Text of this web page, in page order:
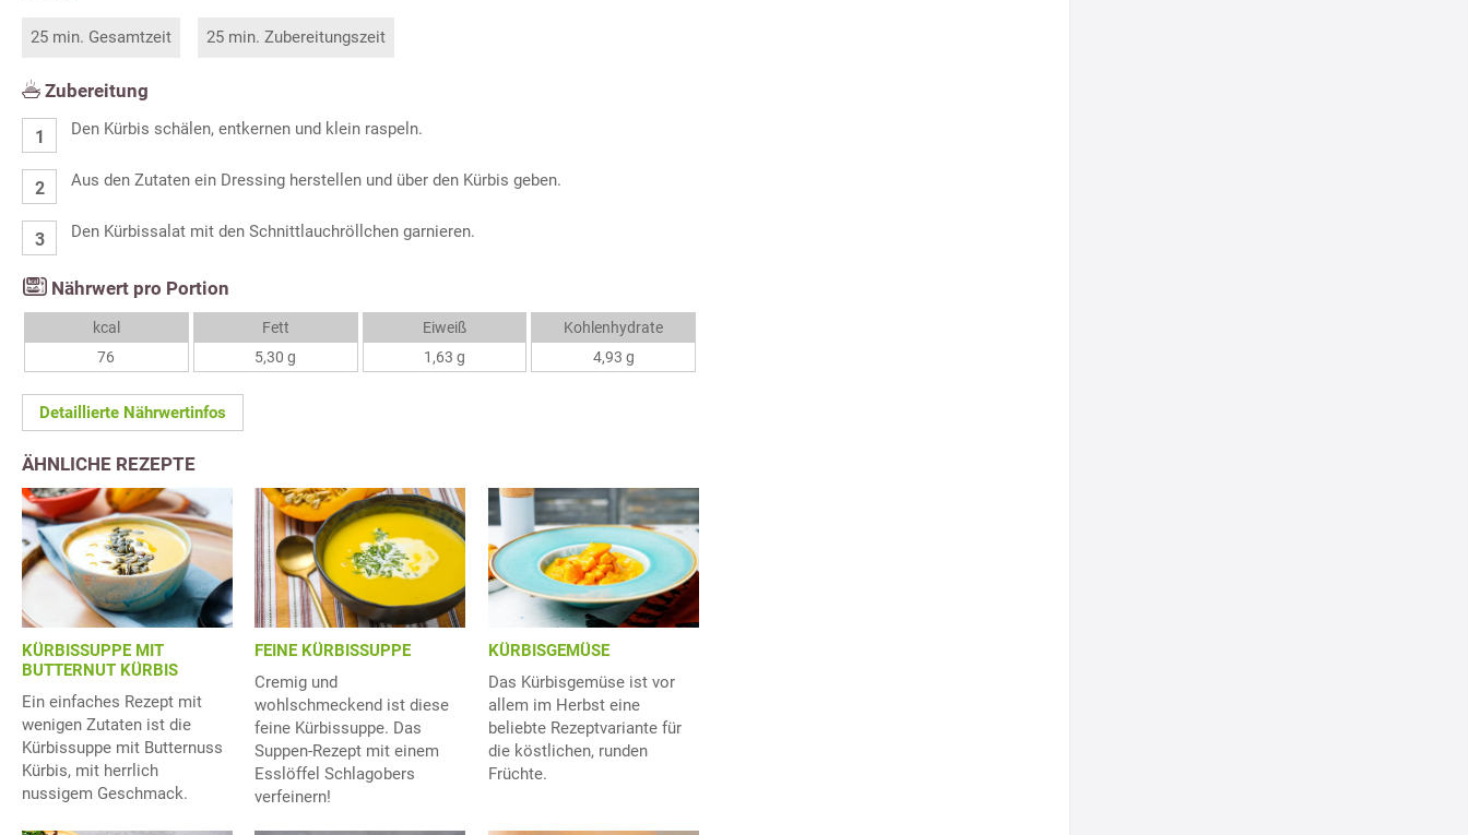
25 min. Gesamtzeit 25 min. Zubereitungszeit
Zubereitung
Den Kürbis schälen, entkernen und klein raspeln.
Aus den Zutaten ein Dressing herstellen und über den Kürbis geben.
Den Kürbissalat mit den Schnittlauchröllchen garnieren.
Nährwert pro Portion
kcal
76
Fett
5,30 g
Eiweiß
1,63 g
Kohlenhydrate
4,93 g
Detaillierte Nährwertinfos
ÄHNLICHE REZEPTE
KÜRBISSUPPE MIT
BUTTERNUT KÜRBIS
Ein einfaches Rezept mit
wenigen Zutaten ist die
Kürbissuppe mit Butternuss
Kürbis, mit herrlich
nussigem Geschmack.
FEINE KÜRBISSUPPE
Cremig und
wohlschmeckend ist diese
feine Kürbissuppe. Das
Suppen-Rezept mit einem
Esslöffel Schlagobers
verfeinern!
KÜRBISGEMÜSE
Das Kürbisgemüse ist vor
allem im Herbst eine
beliebte Rezeptvariante für
die köstlichen, runden
Früchte.